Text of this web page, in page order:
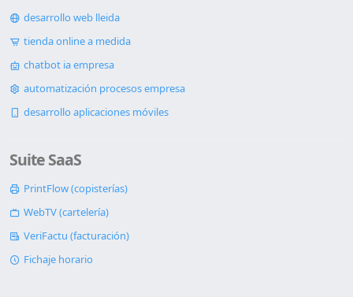
desarrollo web lleida
tienda online a medida
chatbot ia empresa
automatización procesos empresa
desarrollo aplicaciones móviles
Suite SaaS
PrintFlow (copisterías)
WebTV (cartelería)
VeriFactu (facturación)
Fichaje horario